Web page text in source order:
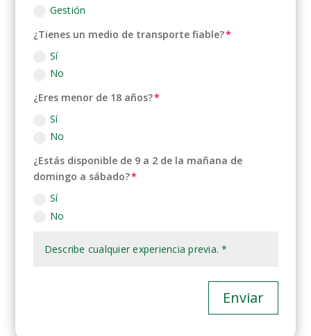
Gestión
¿Tienes un medio de transporte fiable?
Sí
No
¿Eres menor de 18 años?
Sí
No
¿Estás disponible de 9 a 2 de la mañana de
domingo a sábado?
Sí
No
Enviar